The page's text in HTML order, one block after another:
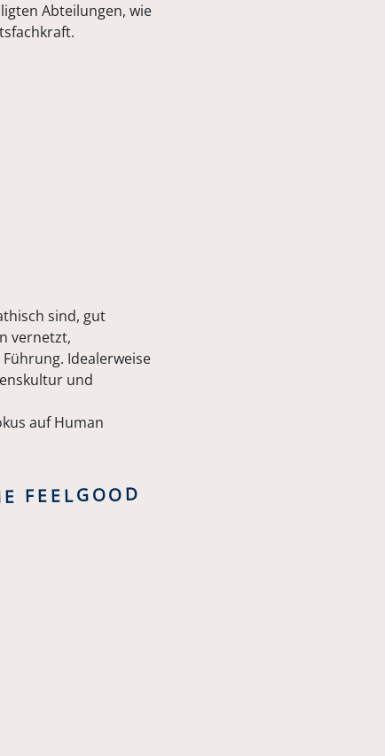
Abteilungen, wie
sind, gut
vernetzt,
Idealerweise
und
auf Human
FEELGOOD